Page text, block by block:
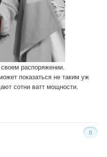
распоряжении.
показаться не таким уж
сотни ватт мощности.
0